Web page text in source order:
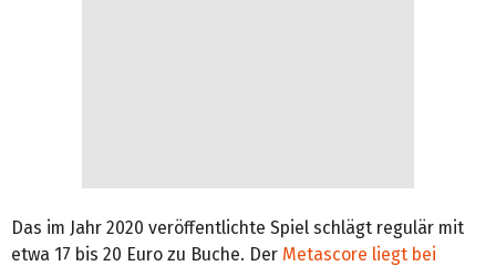
Das im Jahr 2020 veröffentlichte Spiel schlägt regulär mit
etwa 17 bis 20 Euro zu Buche. Der Metascore liegt bei